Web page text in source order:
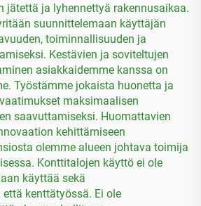
jätettä ja lyhennettyä rakennusaikaa.
suunnittelemaan käyttäjän
toiminnallisuuden ja
Kestävien ja soviteltujen
asiakkaidemme kanssa on
Työstämme jokaista huonetta ja
maksimaalisen
saavuttamiseksi. Huomattavien
kehittämiseen
olemme alueen johtava toimija
Konttitalojen käyttö ei ole
käyttää sekä
kenttätyössä. Ei ole